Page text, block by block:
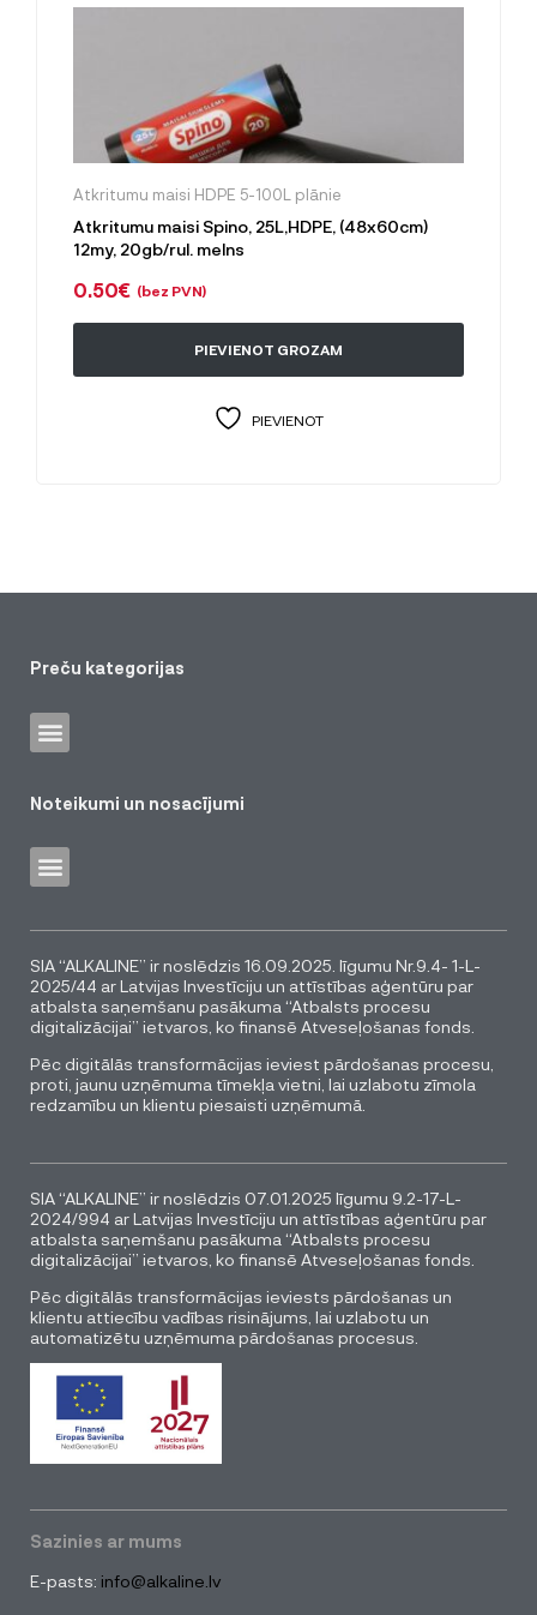
Atkritumu maisi HDPE 5-100L plānie
Atkritumu maisi Spino, 25L,HDPE, (48x60cm)
12my, 20gb/rul. melns
0.50€ (bez PVN)
PIEVIENOT GROZAM
PIEVIENOT
Preču kategorijas
Noteikumi un nosacījumi
SIA “ALKALINE” ir noslēdzis 16.09.2025. līgumu Nr.9.4- 1-L-
2025/44 ar Latvijas Investīciju un attīstības aģentūru par
atbalsta saņemšanu pasākuma “Atbalsts procesu
digitalizācijai” ietvaros, ko finansē Atveseļošanas fonds.
Pēc digitālās transformācijas ieviest pārdošanas procesu,
proti, jaunu uzņēmuma tīmekļa vietni, lai uzlabotu zīmola
redzamību un klientu piesaisti uzņēmumā.
SIA “ALKALINE” ir noslēdzis 07.01.2025 līgumu 9.2-17-L-
2024/994 ar Latvijas Investīciju un attīstības aģentūru par
atbalsta saņemšanu pasākuma “Atbalsts procesu
digitalizācijai” ietvaros, ko finansē Atveseļošanas fonds.
Pēc digitālās transformācijas ieviests pārdošanas un
klientu attiecību vadības risinājums, lai uzlabotu un
automatizētu uzņēmuma pārdošanas procesus.
Sazinies ar mums
E-pasts: info@alkaline.lv